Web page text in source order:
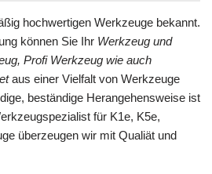
hochwertigen Werkzeuge bekannt.
können Sie Ihr Werkzeug und
Profi Werkzeug wie auch
aus einer Vielfalt von Werkzeuge
beständige Herangehensweise ist
für K1e, K5e,
überzeugen wir mit Qualiät und